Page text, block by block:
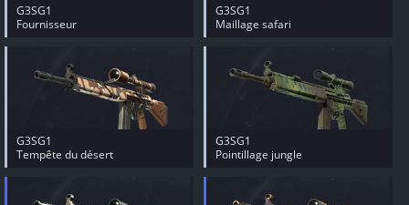
G3SG1
Fournisseur
G3SG1
Maillage safari
G3SG1
Tempête du désert
G3SG1
Pointillage jungle